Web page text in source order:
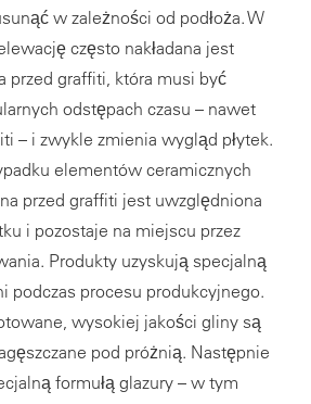
w zależności od podłoża. W
często nakładana jest
przed graffiti, która musi być
odstępach czasu – nawet
– i zwykle zmienia wygląd płytek.
elementów ceramicznych
przed graffiti jest uwzględniona
i pozostaje na miejscu przez
Produkty uzyskują specjalną
podczas procesu produkcyjnego.
wysokiej jakości gliny są
pod próżnią. Następnie
formułą glazury – w tym